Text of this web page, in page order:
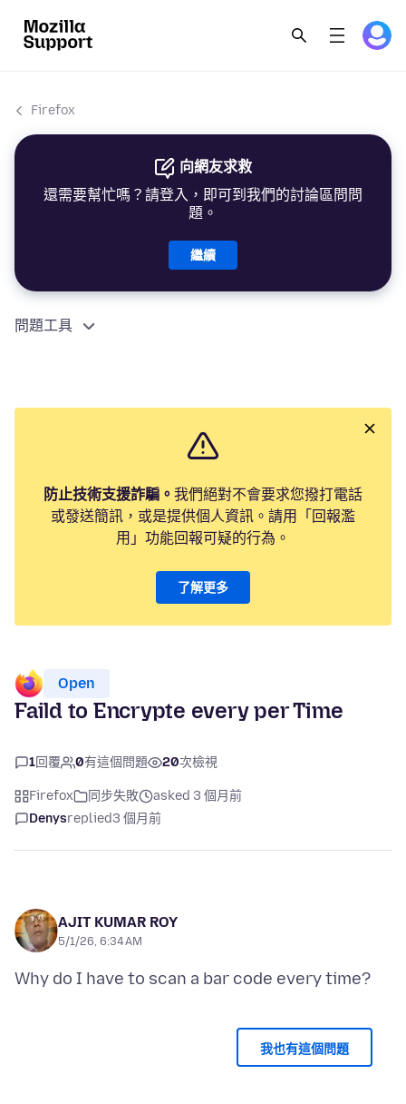
Firefox
向網友求救
還需要幫忙嗎？請登入，即可到我們的討論區問問
題。
繼續
問題工具
防止技術支援詐騙。 我們絕對不會要求您撥打電話
或發送簡訊，或是提供個人資訊。請用「回報濫
用」功能回報可疑的行為。
了解更多
Open
Faild to Encrypte every per Time
1回覆 0有這個問題 20次檢視
Firefox 同步失敗
asked 3 個月前
Denysreplied3 個月前
AJIT KUMAR ROY
5/1/26, 6:34 AM
我也有這個問題